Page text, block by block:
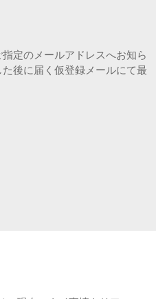
定のメールアドレスへお知ら
後に届く仮登録メールにて最